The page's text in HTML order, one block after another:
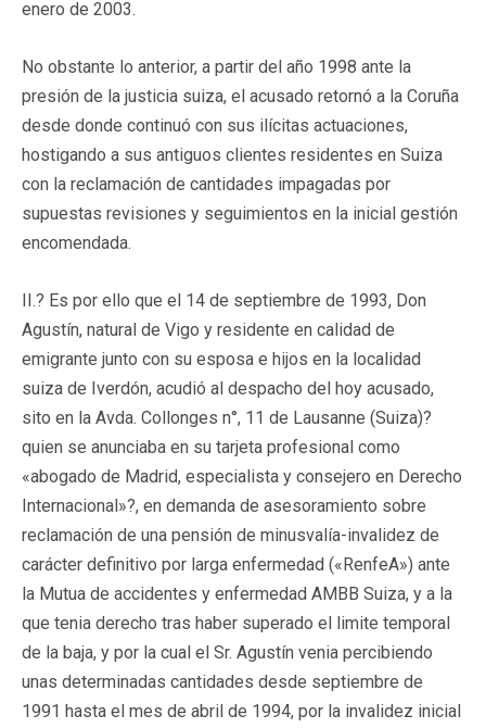
enero de 2003.
No obstante lo anterior, a partir del año 1998 ante la
presión de la justicia suiza, el acusado retornó a la Coruña
desde donde continuó con sus ilícitas actuaciones,
hostigando a sus antiguos clientes residentes en Suiza
con la reclamación de cantidades impagadas por
supuestas revisiones y seguimientos en la inicial gestión
encomendada.
II.? Es por ello que el 14 de septiembre de 1993, Don
Agustín, natural de Vigo y residente en calidad de
emigrante junto con su esposa e hijos en la localidad
suiza de Iverdón, acudió al despacho del hoy acusado,
sito en la Avda. Collonges n°, 11 de Lausanne (Suiza)?
quien se anunciaba en su tarjeta profesional como
«abogado de Madrid, especialista y consejero en Derecho
Internacional»?, en demanda de asesoramiento sobre
reclamación de una pensión de minusvalía-invalidez de
carácter definitivo por larga enfermedad («RenfeA») ante
la Mutua de accidentes y enfermedad AMBB Suiza, y a la
que tenia derecho tras haber superado el limite temporal
de la baja, y por la cual el Sr. Agustín venia percibiendo
unas determinadas cantidades desde septiembre de
1991 hasta el mes de abril de 1994, por la invalidez inicial